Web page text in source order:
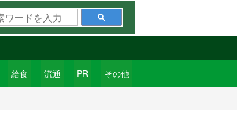
給食 流通 PR その他